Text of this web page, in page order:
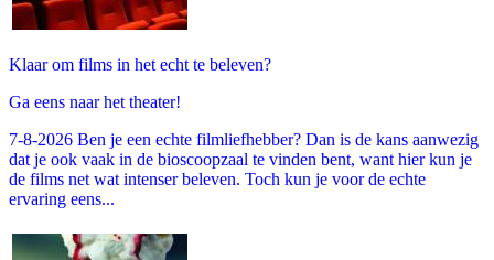
Klaar om films in het echt te beleven?
Ga eens naar het theater!
7-8-2026 Ben je een echte filmliefhebber? Dan is de kans aanwezig
dat je ook vaak in de bioscoopzaal te vinden bent, want hier kun je
de films net wat intenser beleven. Toch kun je voor de echte
ervaring eens...